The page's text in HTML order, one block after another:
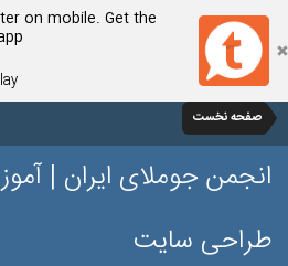
on mobile. Get the
صفحه نخست
انجمن جوملای ایران |
طراحی سایت